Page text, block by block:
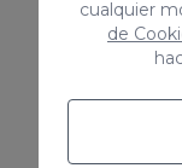
cualquier
de
Si has
tus
indicador
relevancia